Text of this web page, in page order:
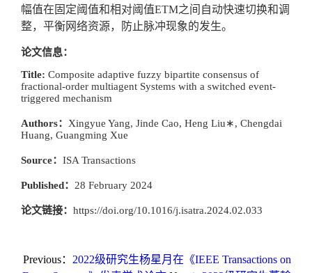
幅值在固定阈值和相对阈值ETM之间自动快速切换和调
整，平衡网络资源，防止脉冲现象的发生。
论文信息：
Title: Composite adaptive fuzzy bipartite consensus of
fractional-order multiagent Systems with a switched event-
triggered mechanism
Authors： Xingyue Yang, Jinde Cao, Heng Liu∗, Chengdai
Huang, Guangming Xue
Source： ISA Transactions
Published： 28 February 2024
论文链接： https://doi.org/10.1016/j.isatra.2024.02.033
Previous： 2022级研究生杨星月在《IEEE Transactions on